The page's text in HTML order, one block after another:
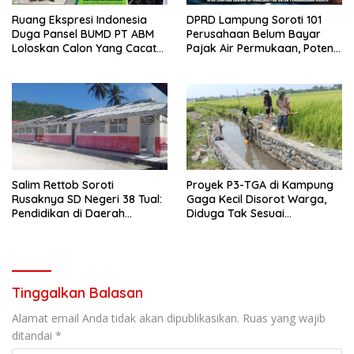
Ruang Ekspresi Indonesia
Duga Pansel BUMD PT ABM
Loloskan Calon Yang Cacat
DPRD Lampung Soroti 101
Perusahaan Belum Bayar
Pajak Air Permukaan, Potensi
Salim Rettob Soroti
Rusaknya SD Negeri 38 Tual:
Pendidikan di Daerah
Proyek P3-TGA di Kampung
Gaga Kecil Disorot Warga,
Diduga Tak Sesuai
Tinggalkan Balasan
Alamat email Anda tidak akan dipublikasikan. Ruas yang wajib
ditandai *